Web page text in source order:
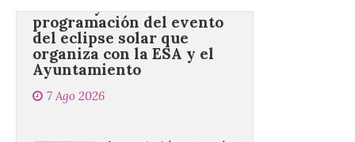
Ayuntamiento
7 Ago 2026